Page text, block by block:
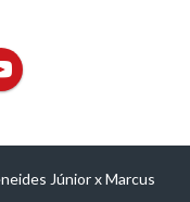
Júnior x Marcus